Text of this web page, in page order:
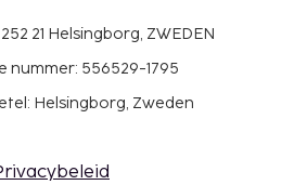
21 Helsingborg, ZWEDEN
nummer: 556529-1795
Helsingborg, Zweden